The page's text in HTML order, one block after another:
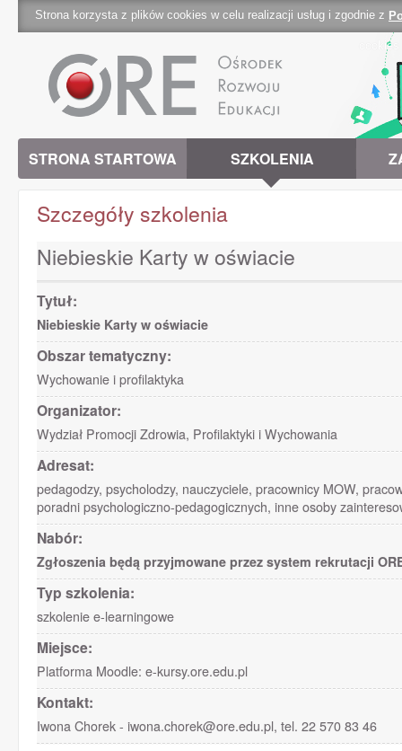
Strona korzysta z plików cookies w celu realizacji usług i zgodnie z
STRONA STARTOWA SZKOLENIA
Szczegóły szkolenia
Niebieskie Karty w oświacie
Tytuł:
Niebieskie Karty w oświacie
Obszar tematyczny:
Wychowanie i profilaktyka
Organizator:
Wydział Promocji Zdrowia, Profilaktyki i Wychowania
Adresat:
pedagodzy, psycholodzy, nauczyciele, pracownicy MOW,
poradni psychologiczno-pedagogicznych, inne osoby
Nabór:
Zgłoszenia będą przyjmowane przez system rekrutacji
Typ szkolenia:
szkolenie e-learningowe
Miejsce:
Platforma Moodle: e-kursy.ore.edu.pl
Kontakt:
Iwona Chorek - iwona.chorek@ore.edu.pl, tel. 22 570 83 46